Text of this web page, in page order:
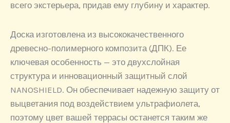
всего экстерьера, придав ему глубину и характер.
Доска изготовлена из высококачественного
древесно-полимерного композита (ДПК). Ее
ключевая особенность — это двухслойная
структура и инновационный защитный слой
NANOSHIELD. Он обеспечивает надежную защиту от
выцветания под воздействием ультрафиолета,
поэтому цвет вашей террасы останется таким же